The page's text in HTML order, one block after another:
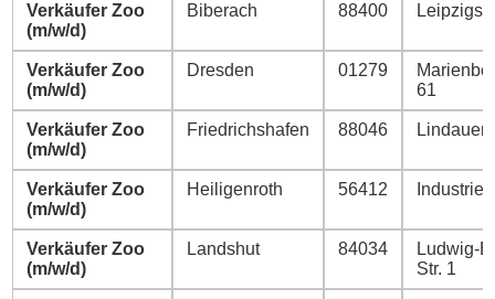
Verkäufer Zoo
(m/w/d)
Biberach 88400
Verkäufer Zoo
(m/w/d)
Dresden 01279
61
Verkäufer Zoo
(m/w/d)
Friedrichshafen 88046 Lindauer
Verkäufer Zoo
(m/w/d)
Heiligenroth 56412
Verkäufer Zoo
(m/w/d)
Landshut 84034
Ludwig-
Str. 1